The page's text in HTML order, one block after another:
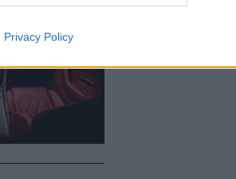
Privacy Policy